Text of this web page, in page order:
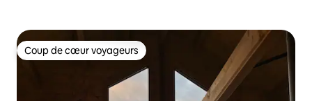
Coup de cœur voyageurs
Coup de cœur voyageurs